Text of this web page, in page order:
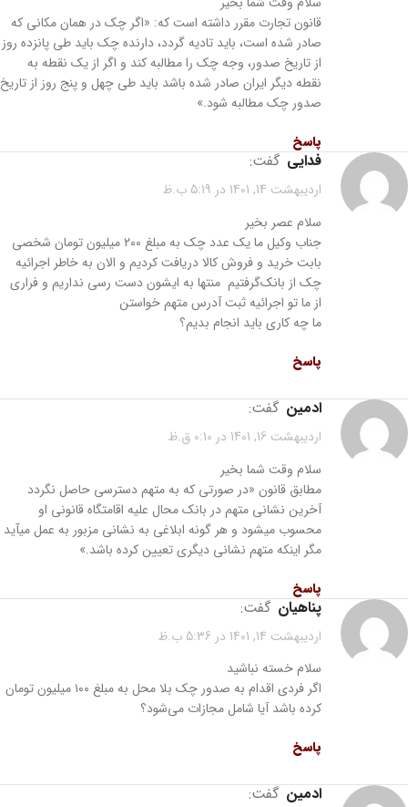
قانون تجارت مقرر داشته است که: «اگر چک در همان مکانی که
صادر شده است، باید تادیه گردد، دارنده چک باید طی پانزده روز
از تاریخ صدور، وجه چک را مطالبه کند و اگر از یک نقطه به
نقطه دیگر ایران صادر شده باشد باید طی چهل و پنج روز از تاریخ
صدور چک مطالبه شود.»
پاسخ
فدایی گفت:
اردیبهشت 14, 1401 در 5:19 ب.ظ
سلام عصر بخیر
جناب وکیل ما یک عدد چک به مبلغ ۲۰۰ میلیون تومان شخصی
بابت خرید و فروش کالا دریافت کردیم و الان به خاطر اجرائیه
چک از بانک‌گرفتیم منتها به ایشون دست رسی نداریم و فراری
از ما تو اجرائیه ثبت آدرس متهم خواستن
ما چه کاری باید انجام بدیم؟
پاسخ
ادمین گفت:
اردیبهشت 16, 1401 در 0:10 ق.ظ
سلام وقت شما بخیر
مطابق قانون «در صورتی که به متهم دسترسی حاصل نگردد
آخرین نشانی متهم در بانک محال علیه اقامتگاه قانونی او
محسوب میشود و هر گونه ابلاغی به نشانی مزبور به عمل میآید
مگر اینکه متهم نشانی دیگری تعیین کرده باشد.»
پاسخ
پناهیان گفت:
اردیبهشت 14, 1401 در 5:36 ب.ظ
سلام خسته نباشید
اگر فردی اقدام به صدور چک بلا محل به مبلغ ۱۰۰ میلیون تومان
کرده باشد آیا شامل مجازات می‌شود؟
پاسخ
ادمین گفت: